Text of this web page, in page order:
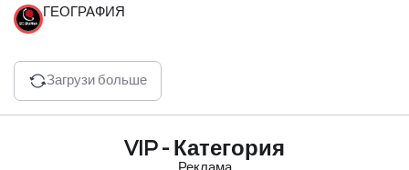
ГЕОГРАФИЯ
Загрузи больше
VIP - Категория